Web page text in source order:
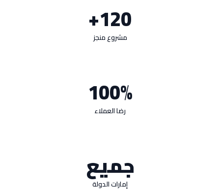
120+
مشروع منجز
100%
رضا العملاء
جميع
إمارات الدولة